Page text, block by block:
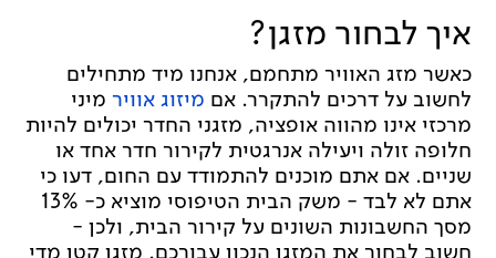
איך לבחור מזגן?
כאשר מזג האוויר מתחמם, אנחנו מיד מתחילים
לחשוב על דרכים להתקרר. אם מיזוג אוויר מיני
מרכזי אינו מהווה אופציה, מזגני החדר יכולים להיות
חלופה זולה ויעילה אנרגטית לקירור חדר אחד או
שניים. אם אתם מוכנים להתמודד עם החום, דעו כי
אתם לא לבד - משק הבית הטיפוסי מוציא כ- 13%
מסך החשבונות השונים על קירור הבית, ולכן -
חשוב לבחור את המזגן הנכון עבורכם. מזגן קטן מדי